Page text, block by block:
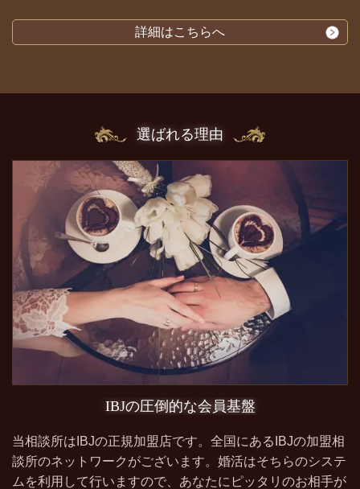
詳細はこちらへ
選ばれる理由
IBJの圧倒的な会員基盤
当相談所はIBJの正規加盟店です。全国にあるIBJの加盟相
談所のネットワークがございます。婚活はそちらのシステ
ムを利用して行いますので、あなたにピッタリのお相手が